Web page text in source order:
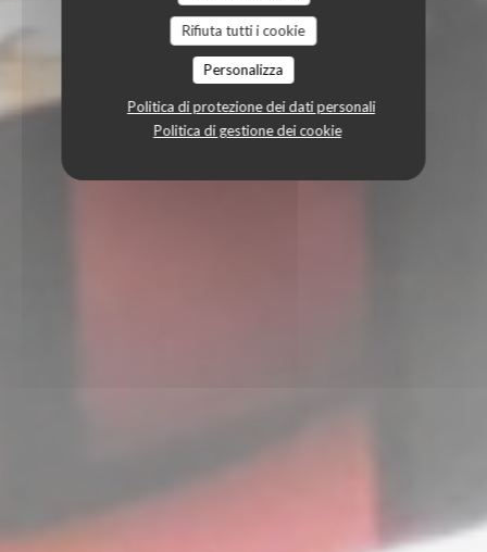
Rifiuta tutti i cookie
Personalizza
Politica di protezione dei dati personali
Politica di gestione dei cookie